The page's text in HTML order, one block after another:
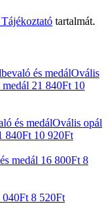
tartalmát.
Ovális
21 840Ft 10
Ovális opál
840Ft 10 920Ft
medál 16 800Ft 8
040Ft 8 520Ft